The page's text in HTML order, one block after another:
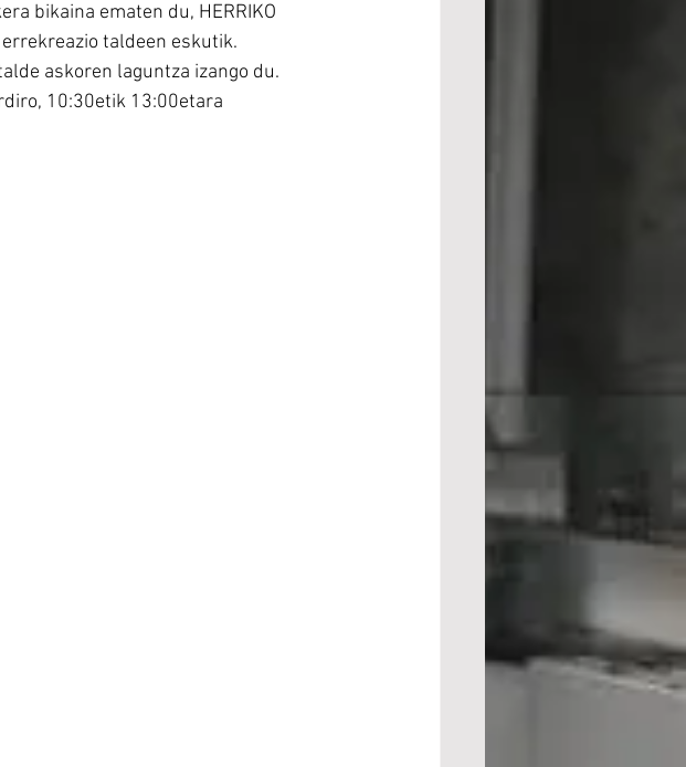
bikaina ematen du, HERRIKO
errekreazio taldeen eskutik.
askoren laguntza izango du.
10:30etik 13:00etara